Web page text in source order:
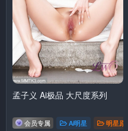
孟子义 Ai极品 大尺度系列
会员专属 Ai明星 明星原图